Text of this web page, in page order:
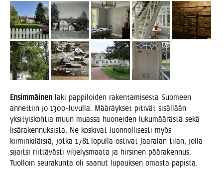
Ensim­mäi­nen laki pap­pi­loi­den raken­ta­mi­ses­ta Suo­meen
annet­tiin jo 1300-luvul­la. Mää­räyk­set piti­vät sisäl­lään
yksi­tyis­koh­tia muun muas­sa huo­nei­den luku­mää­räs­tä sekä
lisä­ra­ken­nuk­sis­ta. Ne kos­ki­vat luon­nol­li­ses­ti myös
kii­min­ki­läi­siä, jot­ka 1781 lopul­la osti­vat Jaa­ra­lan tilan, jol­la
sijait­si riit­tä­väs­ti vil­je­lys­maa­ta ja hir­si­nen pää­ra­ken­nus.
Tuol­loin seu­ra­kun­ta oli saa­nut lupauk­sen omas­ta papista.